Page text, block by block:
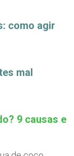
como agir
mal
9 causas e